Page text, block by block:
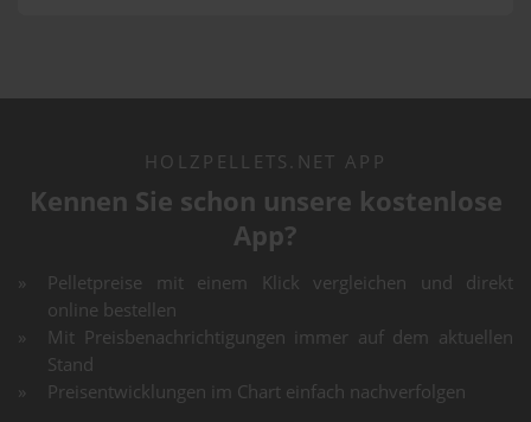
HOLZPELLETS.NET APP
Kennen Sie schon unsere kostenlose
App?
Pelletpreise mit einem Klick vergleichen und direkt
online bestellen
Mit Preisbenachrichtigungen immer auf dem aktuellen
Stand
Preisentwicklungen im Chart einfach nachverfolgen